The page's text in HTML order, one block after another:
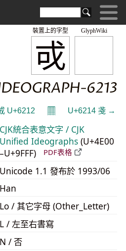
GlyphWiki
戓
裝置上的字型
6213
U+6212 𝄜 U+6214 戔 →
CJK統合表意文字 / CJK
Unified Ideographs (U+4E00
–U+9FFF)
PDF表格
Unicode 1.1 發布於 1993/06
Han
Lo / 其它字母 (Other_Letter)
L / 左至右書寫
N / 否